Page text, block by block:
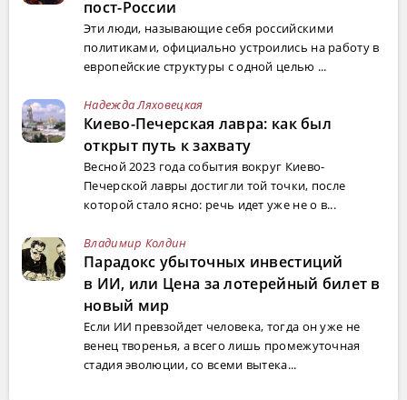
пост-России
Эти люди, называющие себя российскими
политиками, официально устроились на работу в
европейские структуры с одной целью ...
Надежда Ляховецкая
Киево-Печерская лавра: как был
открыт путь к захвату
Весной 2023 года события вокруг Киево-
Печерской лавры достигли той точки, после
которой стало ясно: речь идет уже не о в...
Владимир Колдин
Парадокс убыточных инвестиций
в ИИ, или Цена за лотерейный билет в
новый мир
Если ИИ превзойдет человека, тогда он уже не
венец творенья, а всего лишь промежуточная
стадия эволюции, со всеми вытека...